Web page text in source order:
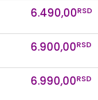
6.490,00RSD
6.900,00RSD
6.990,00RSD